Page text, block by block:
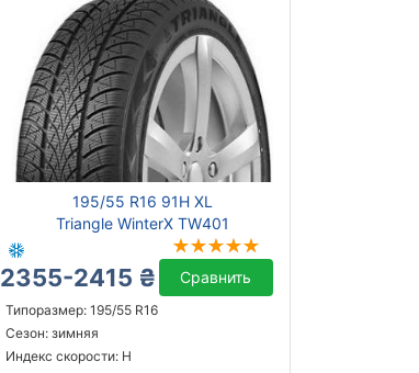
195/55 R16 91H XL
Triangle WinterX TW401
2355-2415 ₴ Сравнить
Типоразмер: 195/55 R16
Сезон: зимняя
Индекс скорости: H